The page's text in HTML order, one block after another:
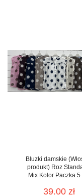
Bluzki damskie
produkt) Roz
Mix Kolor Paczka 5
39.00 zł